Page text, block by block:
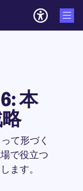
本
て形づく
で役立つ
ます。